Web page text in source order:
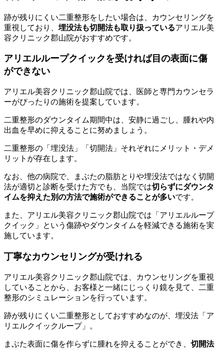
跡が残りにくい二重整形をしたい場合は、カウンセリングを
重視しており、 埋没法も切開法も取り扱っているアリエル美
容クリニック郡山院がおすすめです。
アリエルループクイックを受ければ目の表面に傷
ができない
アリエル美容クリニック郡山院では、医師と専門カウンセラ
ーがぴったりの施術を提案しています。
二重整形のダウンタイム期間中は、安静に過ごし、腫れや内
出血を早めに抑えることに努めましょう。
二重整形の「埋没法」「切開法」それぞれにメリット・デメ
リットが存在します。
なお、他の病院で、まぶたの脂肪とりや埋没法ではなく切開
法が適切と診断を受けた方でも、当院では切らずにダウンタ
イムを抑えた別の方法で施術ができることが多いです。
また、アリエル美容クリニック郡山院では「アリエルループ
クイック」という傷跡やダウンタイムを軽減できる施術を実
施しています。
丁寧なカウンセリングが受けれる
アリエル美容クリニック郡山院では、カウンセリングを重視
していることから、お客様と一緒にじっくり鏡を見て、二重
整形のシミュレーションを行っています。
跡が残りにくい二重整形としておすすめなのが、埋没法「ア
リエルクイックループ」。
まぶた表面に傷を作らずに腫れを抑えることができ、 切開法